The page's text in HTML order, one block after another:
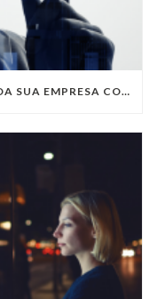
POTENCIALIZE O DESEMPENHO DA SUA EMPRESA COM OS SERVIÇOS DE TI DA VIVO VITA